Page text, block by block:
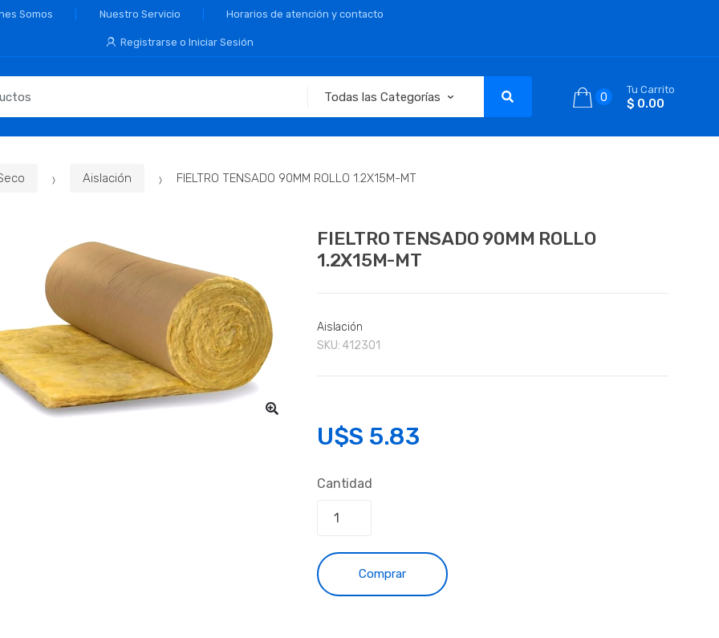
Somos Nuestro Servicio Horarios de atención y contacto
Registrarse o Iniciar Sesión
0
Tu Carrito
$ 0.00
Aislación FIELTRO TENSADO 90MM ROLLO 1.2X15M-MT
FIELTRO TENSADO 90MM ROLLO
1.2X15M-MT
Aislación
SKU: 412301
U$S 5.83
Cantidad
Comprar